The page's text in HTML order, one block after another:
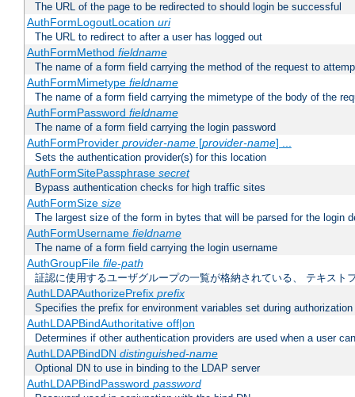
The URL of the page to be redirected to should login be successful
AuthFormLogoutLocation uri
The URL to redirect to after a user has logged out
AuthFormMethod fieldname
The name of a form field carrying the method of the request to
AuthFormMimetype fieldname
The name of a form field carrying the mimetype of the body of the
AuthFormPassword fieldname
The name of a form field carrying the login password
AuthFormProvider provider-name[provider-name] ...
Sets the authentication provider(s) for this location
AuthFormSitePassphrase secret
Bypass authentication checks for high traffic sites
AuthFormSize size
The largest size of the form in bytes that will be parsed for the login
AuthFormUsername fieldname
The name of a form field carrying the login username
AuthGroupFile file-path
証認に使用するユーザグループの一覧が格納されている、 テキスト
AuthLDAPAuthorizePrefix prefix
Specifies the prefix for environment variables set during authorization
AuthLDAPBindAuthoritative off|on
Determines if other authentication providers are used when a user
AuthLDAPBindDN distinguished-name
Optional DN to use in binding to the LDAP server
AuthLDAPBindPassword password